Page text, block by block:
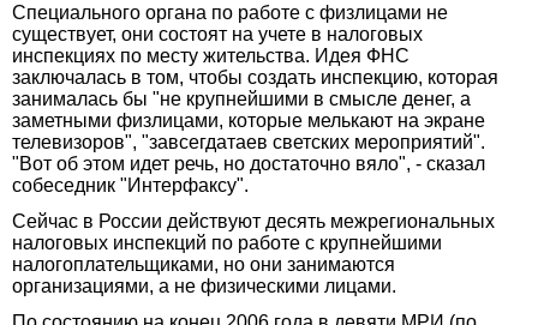
Специального органа по работе с физлицами не
существует, они состоят на учете в налоговых
инспекциях по месту жительства. Идея ФНС
заключалась в том, чтобы создать инспекцию, которая
занималась бы "не крупнейшими в смысле денег, а
заметными физлицами, которые мелькают на экране
телевизоров", "завсегдатаев светских мероприятий".
"Вот об этом идет речь, но достаточно вяло", - сказал
собеседник "Интерфаксу".
Сейчас в России действуют десять межрегиональных
налоговых инспекций по работе с крупнейшими
налогоплательщиками, но они занимаются
организациями, а не физическими лицами.